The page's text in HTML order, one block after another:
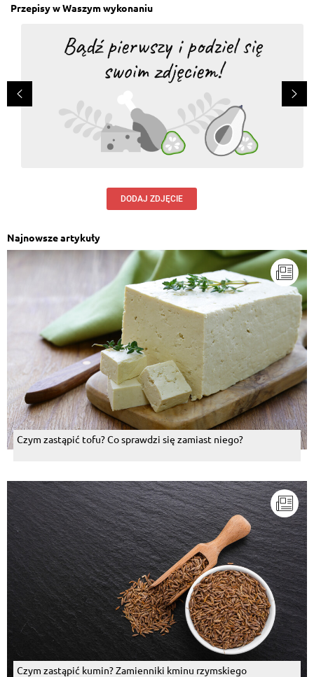
Przepisy w Waszym wykonaniu
DODAJ ZDJĘCIE
Najnowsze artykuły
Czym zastąpić tofu? Co sprawdzi się zamiast niego?
Czym zastąpić kumin? Zamienniki kminu rzymskiego